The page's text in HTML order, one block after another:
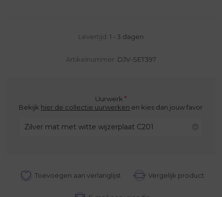
Levertijd: 1 - 3 dagen
Artikelnummer: DJV-SET397
Uurwerk *
Bekijk hier de collectie uurwerken en kies dan jouw favoriete
Zilver mat met witte wijzerplaat C201